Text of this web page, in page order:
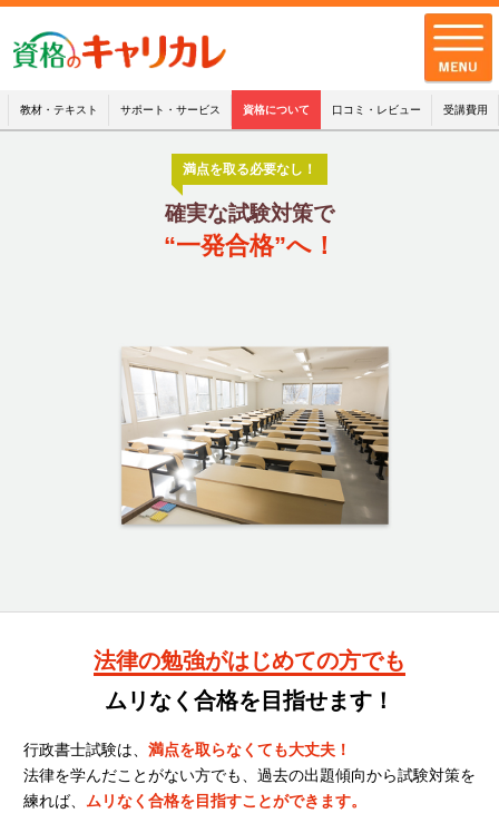
キャリカレの品質
配送・支払・返品について
教材・テキスト サポート・サービス 資格について 口コミ・レビュー 受講費用
満点を取る必要なし！
確実な試験対策で
“一発合格”へ！
法律の勉強がはじめての方でも
ムリなく合格を目指せます！
行政書士試験は、 満点を取らなくても大丈夫！
法律を学んだことがない方でも、過去の出題傾向から試験対策を
練れば、 ムリなく合格を目指すことができます。